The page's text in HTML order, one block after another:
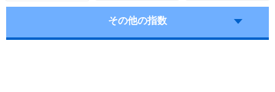
その他の指数